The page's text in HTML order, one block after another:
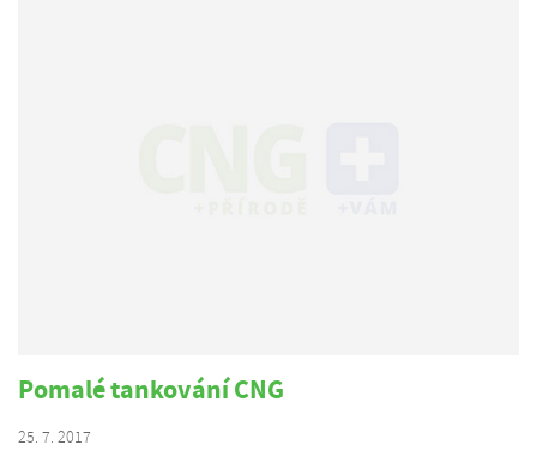
Pomalé tankování CNG
25. 7. 2017